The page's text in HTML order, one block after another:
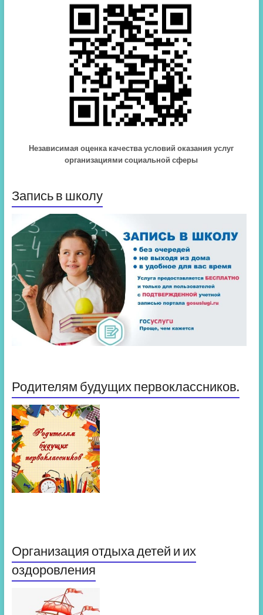
Независимая оценка качества условий оказания услуг
организациями социальной сферы
Запись в школу
Родителям будущих первоклассников.
Организация отдыха детей и их
оздоровления